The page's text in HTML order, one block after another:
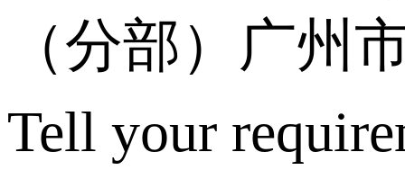
（分部）广州
Tell your